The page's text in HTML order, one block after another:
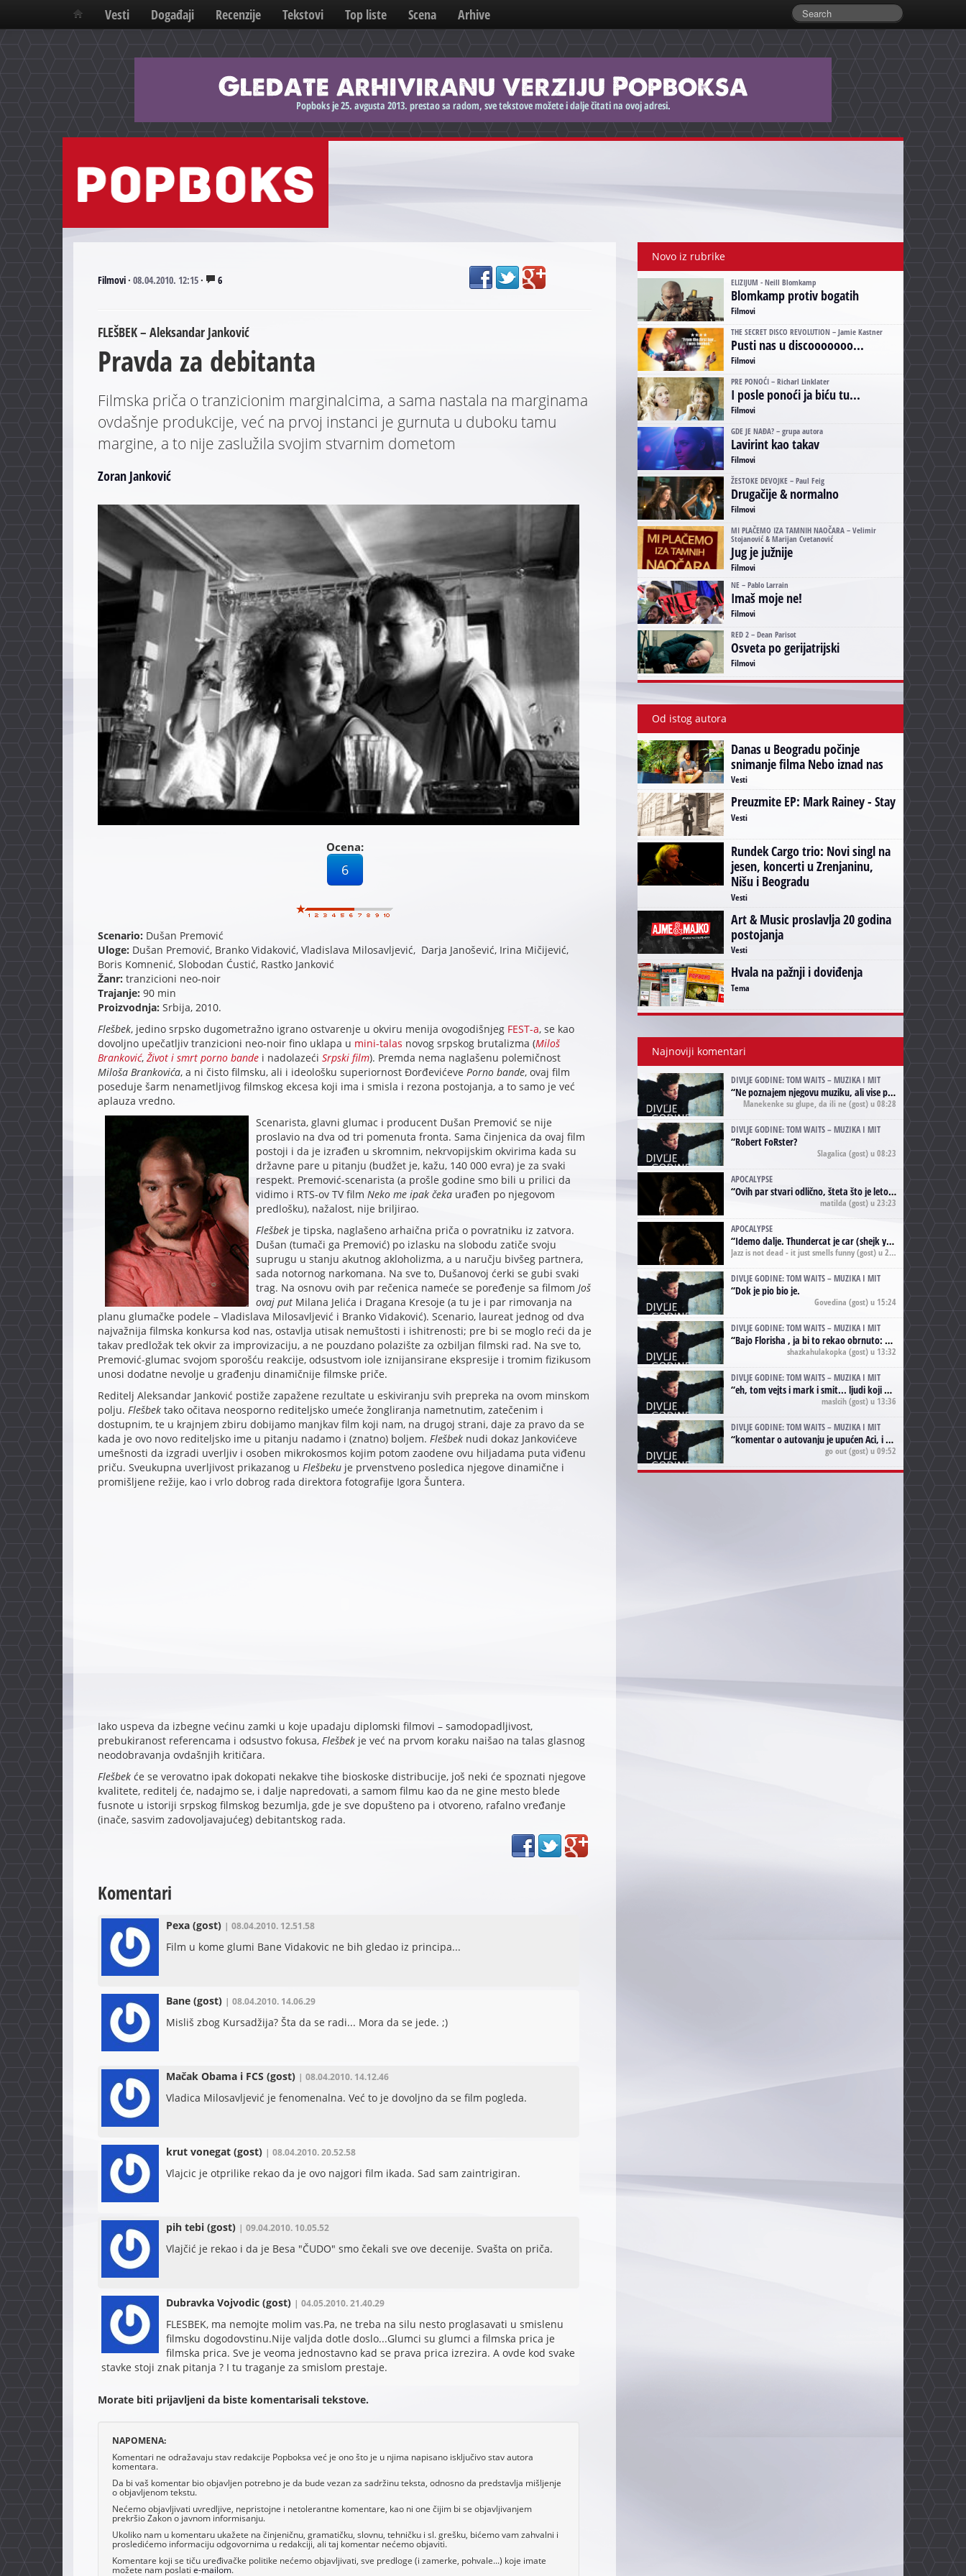
Vesti Događaji Recenzije Tekstovi Top liste Scena Arhive
Filmovi· 08.04.2010. 12:15· 6
FLEŠBEK – Aleksandar Janković
Pravda za debitanta
Filmska priča o tranzicionim marginalcima, a sama nastala na marginama
ovdašnje produkcije, već na prvoj instanci je gurnuta u duboku tamu
margine, a to nije zaslužila svojim stvarnim dometom
Zoran Janković
Ocena:
6
Scenario: Dušan Premović
Uloge: Dušan Premović, Branko Vidaković, Vladislava Milosavljević, Darja Janošević, Irina Mičijević,
Boris Komnenić, Slobodan Ćustić, Rastko Janković
Žanr: tranzicioni neo-noir
Trajanje:90 min
Proizvodnja:Srbija, 2010.
Flešbek, jedino srpsko dugometražno igrano ostvarenje u okviru menija ovogodišnjeg FEST-a, se kao
dovoljno upečatljiv tranzicioni neo-noir fino uklapa u mini-talas novog srpskog brutalizma (Miloš
Branković, Život i smrt porno bandei nadolazeći Srpski film). Premda nema naglašenu polemičnost
Miloša Brankovića, a ni čisto filmsku, ali i ideološku superiornost Đorđevićeve Porno bande, ovaj film
poseduje šarm nenametljivog filmskog ekcesa koji ima i smisla i rezona postojanja, a to samo je već
aplauza vredno.
Scenarista, glavni glumac i producent Dušan Premović se nije
proslavio na dva od tri pomenuta fronta. Sama činjenica da ovaj film
postoji i da je izrađen u skromnim, nekrvopijskim okvirima kada su
državne pare u pitanju (budžet je, kažu, 140 000 evra) je za svaki
respekt. Premović-scenarista (a prošle godine smo bili u prilici da
vidimo i RTS-ov TV film Neko me ipak čekaurađen po njegovom
predlošku), nažalost, nije briljirao.
Flešbek je tipska, naglašeno arhaična priča o povratniku iz zatvora.
Dušan (tumači ga Premović) po izlasku na slobodu zatiče svoju
suprugu u stanju akutnog akloholizma, a u naručju bivšeg partnera,
sada notornog narkomana. Na sve to, Dušanovoj ćerki se gubi svaki
trag. Na osnovu ovih par rečenica nameće se poređenje sa filmom Još
ovaj put Milana Jelića i Dragana Kresoje (a tu je i par rimovanja na
planu glumačke podele – Vladislava Milosavljević i Branko Vidaković). Scenario, laureat jednog od dva
najvažnija filmska konkursa kod nas, ostavlja utisak nemuštosti i ishitrenosti; pre bi se moglo reći da je
takav predložak tek okvir za improvizaciju, a ne pouzdano polazište za ozbiljan filmski rad. Na sve to,
Premović-glumac svojom sporošću reakcije, odsustvom iole iznijansirane ekspresije i tromim fizikusom
unosi dodatne nevolje u građenju dinamičnije filmske priče.
Reditelj Aleksandar Janković postiže zapažene rezultate u eskiviranju svih prepreka na ovom minskom
polju. Flešbektako očitava neosporno rediteljsko umeće žongliranja nametnutim, zatečenim i
dostupnim, te u krajnjem zbiru dobijamo manjkav film koji nam, na drugoj strani, daje za pravo da se
kada je ovo novo rediteljsko ime u pitanju nadamo i (znatno) boljem. Flešbeknudi dokaz Jankovićeve
umešnosti da izgradi uverljiv i osoben mikrokosmos kojim potom zaodene ovu hiljadama puta viđenu
priču. Sveukupna uverljivost prikazanog u Flešbekuje prvenstveno posledica njegove dinamične i
promišljene režije, kao i vrlo dobrog rada direktora fotografije Igora Šuntera.
Iako uspeva da izbegne većinu zamki u koje upadaju diplomski filmovi – samodopadljivost,
prebukiranost referencama i odsustvo fokusa, Flešbekje već na prvom koraku naišao na talas glasnog
neodobravanja ovdašnjih kritičara.
Flešbekće se verovatno ipak dokopati nekakve tihe bioskoske distribucije, još neki će spoznati njegove
kvalitete, reditelj će, nadajmo se, i dalje napredovati, a samom filmu kao da ne gine mesto blede
fusnote u istoriji srpskog filmskog bezumlja, gde je sve dopušteno pa i otvoreno, rafalno vređanje
(inače, sasvim zadovoljavajućeg) debitantskog rada.
Komentari
Pexa(gost) | 08.04.2010. 12.51.58
Film u kome glumi Bane Vidakovic ne bih gledao iz principa...
Bane(gost) | 08.04.2010. 14.06.29
Misliš zbog Kursadžija? Šta da se radi... Mora da se jede. ;)
Mačak Obama i FCS (gost) | 08.04.2010. 14.12.46
Vladica Milosavljević je fenomenalna. Već to je dovoljno da se film pogleda.
krut vonegat(gost) | 08.04.2010. 20.52.58
Vlajcic je otprilike rekao da je ovo najgori film ikada. Sad sam zaintrigiran.
pih tebi(gost) | 09.04.2010. 10.05.52
Vlajčić je rekao i da je Besa "ČUDO" smo čekali sve ove decenije. Svašta on priča.
Dubravka Vojvodic(gost) | 04.05.2010. 21.40.29
FLESBEK, ma nemojte molim vas.Pa, ne treba na silu nesto proglasavati u smislenu
filmsku dogodovstinu.Nije valjda dotle doslo...Glumci su glumci a filmska prica je
filmska prica. Sve je veoma jednostavno kad se prava prica izrezira. A ovde kod svake
stavke stoji znak pitanja ? I tu traganje za smislom prestaje.
Morate biti prijavljeni da biste komentarisali tekstove.
NAPOMENA:
Komentari ne odražavaju stav redakcije Popboksa već je ono što je u njima napisano isključivo stav autora
komentara.
Da bi vaš komentar bio objavljen potrebno je da bude vezan za sadržinu teksta, odnosno da predstavlja mišljenje
o objavljenom tekstu.
Nećemo objavljivati uvredljive, nepristojne i netolerantne komentare, kao ni one čijim bi se objavljivanjem
prekršio Zakon o javnom informisanju.
Ukoliko nam u komentaru ukažete na činjeničnu, gramatičku, slovnu, tehničku i sl. grešku, bićemo vam zahvalni i
prosledićemo informaciju odgovornima u redakciji, ali taj komentar nećemo objaviti.
Komentare koji se tiču uređivačke politike nećemo objavljivati, sve predloge (i zamerke, pohvale...) koje imate
možete nam poslati e-mailom.
Novo iz rubrike
ELIZIJUM - Neill Blomkamp
Blomkamp protiv bogatih
Filmovi
THE SECRET DISCO REVOLUTION – Jamie Kastner
Pusti nas u discooooooo...
Filmovi
PRE PONOĆI – Richarl Linklater
I posle ponoći ja biću tu...
Filmovi
GDE JE NAĐA? – grupa autora
Lavirint kao takav
Filmovi
ŽESTOKE DEVOJKE – Paul Feig
Drugačije & normalno
Filmovi
MI PLAČEMO IZA TAMNIH NAOČARA – Velimir
Stojanović & Marijan Cvetanović
Jug je južnije
Filmovi
NE – Pablo Larrain
Imaš moje ne!
Filmovi
RED 2 – Dean Parisot
Osveta po gerijatrijski
Filmovi
Od istog autora
Danas u Beogradu počinje
snimanje filma Nebo iznad nas
Vesti
Preuzmite EP: Mark Rainey - Stay
Vesti
Rundek Cargo trio: Novi singl na
jesen, koncerti u Zrenjaninu,
Nišu i Beogradu
Vesti
Art & Music proslavlja 20 godina
postojanja
Vesti
Hvala na pažnji i doviđenja
Tema
Najnoviji komentari
DIVLJE GODINE: TOM WAITS – MUZIKA I MIT
“Ne poznajem njegovu muziku, ali vise puta nego sto sam to zazeleo gledao sam njegove umjetnicke slike na raznim stranama interneta. Te stoga zakljucujem da je Tom Waits Lady Gaga muzike namrstenih, ma
Manekenke su glupe, da ili ne (gost) u 08:28
DIVLJE GODINE: TOM WAITS – MUZIKA I MIT
“Robert FoRster?
Slagalica (gost) u 08:23
APOCALYPSE
“Ovih par stvari odlično, šteta što je leto pri kraju, a kaput koji te vervoatno podseća na pirotski ćilim je iz tradicije Navaho indijanaca ;)
matilda (gost) u 23:23
APOCALYPSE
“Idemo dalje. Thundercat je car (shejk yerbuti )!
Jazz is not dead - it just smells funny(gost) u 20:11
DIVLJE GODINE: TOM WAITS – MUZIKA I MIT
“Dok je pio bio je.
Govedina (gost) u 15:24
DIVLJE GODINE: TOM WAITS – MUZIKA I MIT
“Bajo Florisha , ja bi to rekao obrnuto: Beefheart je za Waitsa, isto sto i Hendrix za Lenny Kravitza
shazkahulakopka (gost) u 13:32
DIVLJE GODINE: TOM WAITS – MUZIKA I MIT
“eh, tom vejts i mark i smit... ljudi koji bi muzici više doprineli da su radili kao vozači tramvaja u gsp-u.
maslcih(gost) u 13:36
DIVLJE GODINE: TOM WAITS – MUZIKA I MIT
“komentar o autovanju je upućen Aci, i odnosi se na ono drugo autovanje...'senzualnost Waitsa' ;)
go out(gost) u 09:52